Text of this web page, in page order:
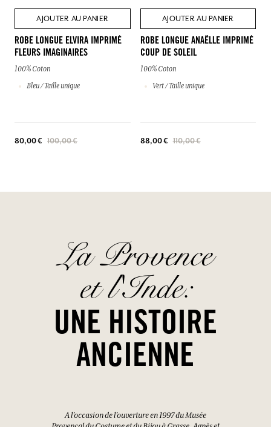
AJOUTER AU PANIER
ROBE LONGUE ELVIRA IMPRIMÉ
FLEURS IMAGINAIRES
100% Coton
Bleu / Taille unique
80,00 € 100,00 €
AJOUTER AU PANIER
ROBE LONGUE ANAËLLE IMPRIMÉ
COUP DE SOLEIL
100% Coton
Vert / Taille unique
88,00 € 110,00 €
La Provence
et l'Inde:
UNE HISTOIRE
ANCIENNE
A l’occasion de l’ouverture en 1997 du Musée